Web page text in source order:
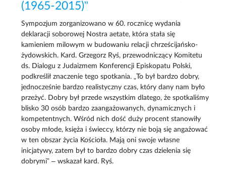
(1965-2015)”
Sympozjum zorganizowano w 60. rocznicę wydania
deklaracji soborowej Nostra aetate, która stała się
kamieniem milowym w budowaniu relacji chrześcijańsko-
żydowskich. Kard. Grzegorz Ryś, przewodniczący Komitetu
ds. Dialogu z Judaizmem Konferencji Episkopatu Polski,
podkreślił znaczenie tego spotkania. „To był bardzo dobry,
jednocześnie bardzo realistyczny czas, który dany nam było
przeżyć. Dobry był przede wszystkim dlatego, że spotkaliśmy
blisko 30 osób bardzo zaangażowanych, dynamicznych i
kompetentnych. Wśród nich dość duży procent stanowiły
osoby młode, księża i świeccy, którzy nie boją się angażować
w ten obszar życia Kościoła. Mają oni swoje własne
inicjatywy, zatem był to bardzo dobry czas dzielenia się
dobrymi” – wskazał kard. Ryś.